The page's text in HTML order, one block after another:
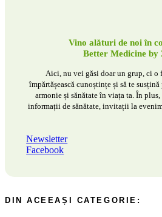
Vino alături de noi în
Better Medicine by
Aici, nu vei găsi doar un grup, ci o
împărtășească cunoștințe și să te
armonie și sănătate în viața ta. În
informații de sănătate, invitații la
Newsletter
Facebook